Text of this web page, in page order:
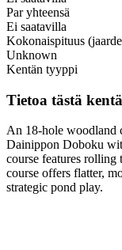
Par yhteensä
Ei saatavilla
Kokonaispituus
Unknown
Kentän tyyppi
Tietoa tästä
An 18-hole woodland
Dainippon Doboku
course features
course offers flatter,
strategic pond play.